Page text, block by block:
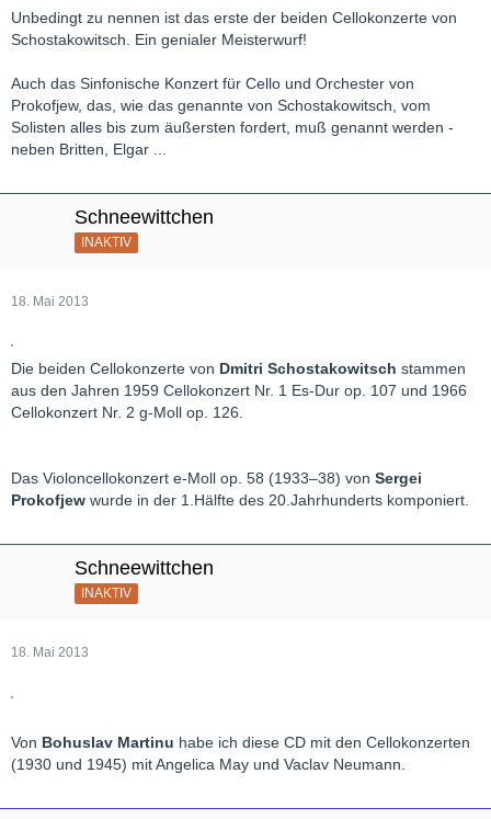
Unbedingt zu nennen ist das erste der beiden Cellokonzerte von
Schostakowitsch. Ein genialer Meisterwurf!
Auch das Sinfonische Konzert für Cello und Orchester von
Prokofjew, das, wie das genannte von Schostakowitsch, vom
Solisten alles bis zum äußersten fordert, muß genannt werden -
neben Britten, Elgar ...
Schneewittchen
INAKTIV
18. Mai 2013
Die beiden Cellokonzerte von Dmitri Schostakowitsch stammen
aus den Jahren 1959 Cellokonzert Nr. 1 Es-Dur op. 107 und 1966
Cellokonzert Nr. 2 g-Moll op. 126.
Das Violoncellokonzert e-Moll op. 58 (1933–38) von Sergei
Prokofjew wurde in der 1.Hälfte des 20.Jahrhunderts komponiert.
Schneewittchen
INAKTIV
18. Mai 2013
Von Bohuslav Martinu habe ich diese CD mit den Cellokonzerten
(1930 und 1945) mit Angelica May und Vaclav Neumann.